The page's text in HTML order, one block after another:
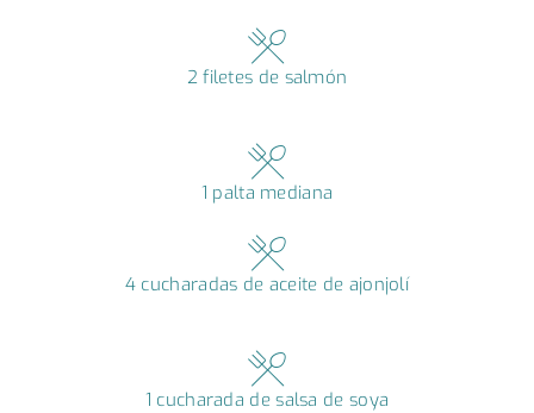
2 filetes de salmón
1 palta mediana
4 cucharadas de aceite de ajonjolí
1 cucharada de salsa de soya